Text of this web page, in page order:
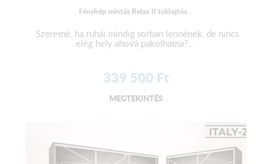
Fénykép mintás Relax II tolóajtós...
Szeretné, ha ruhái mindig sorban lennének, de nincs
elég hely ahová pakolhatna?...
339 500 Ft
MEGTEKINTÉS